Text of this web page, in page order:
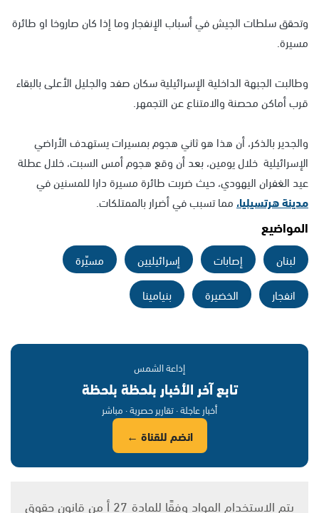
وتحقق سلطات الجيش في أسباب الإنفجار وما إذا كان صاروخا او طائرة
مسيرة.
وطالبت الجبهة الداخلية الإسرائيلية سكان صفد والجليل الأعلى بالبقاء
قرب أماكن محصنة والامتناع عن التجمهر.
والجدير بالذكر، أن هذا هو ثاني هجوم بمسيرات يستهدف الأراضي
الإسرائيلية خلال يومين، بعد أن وقع هجوم أمس السبت، خلال عطلة
عيد الغفران اليهودي، حيث ضربت طائرة مسيرة دارا للمسنين في
مدينة هرتسيليا، مما تسبب في أضرار بالممتلكات.
المواضيع
لبنان إصابات إسرائيليين
مسيّرة
انفجار
الخضيرة بنيامينا
إذاعة الشمس
تابع آخر الأخبار بلحظة بلحظة
أخبار عاجلة · تقارير حصرية · مباشر
انضم للقناة ←
يتم الاستخدام المواد وفقًا للمادة 27 أ من قانون حقوق